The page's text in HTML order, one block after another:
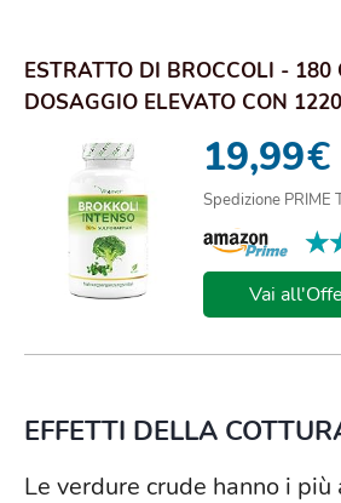
ESTRATTO DI BROCCOLI - 180
DOSAGGIO ELEVATO CON
19,99€
Spedizione PRIME
Vai
EFFETTI DELLA
Le verdure crude hanno i